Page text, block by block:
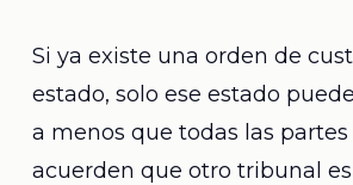
Si ya existe una orden de
estado, solo ese estado
a menos que todas las
acuerden que otro tribunal